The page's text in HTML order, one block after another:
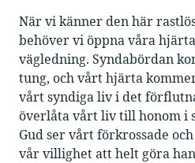
När vi känner den här
behöver vi öppna våra
vägledning. Syndabördan
tung, och vårt hjärta
vårt syndiga liv i det
överlåta vårt liv till honom i
Gud ser vårt förkrossade
vår villighet att helt göra